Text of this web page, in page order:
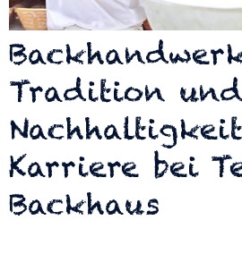
Tradition und
Karriere bei
Backhaus